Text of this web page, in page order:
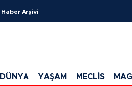
Haber Arşivi
DÜNYA YAŞAM MECLİS